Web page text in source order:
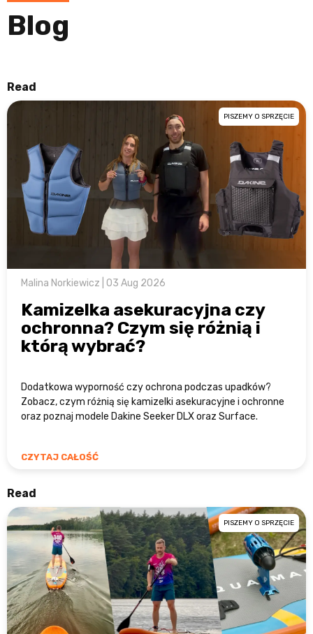
Blog
Read
PISZEMY O SPRZĘCIE
Malina Norkiewicz | 03 Aug 2026
Kamizelka asekuracyjna czy
ochronna? Czym się różnią i
którą wybrać?
Dodatkowa wyporność czy ochrona podczas upadków?
Zobacz, czym różnią się kamizelki asekuracyjne i ochronne
oraz poznaj modele Dakine Seeker DLX oraz Surface.
CZYTAJ CAŁOŚĆ
Read
PISZEMY O SPRZĘCIE